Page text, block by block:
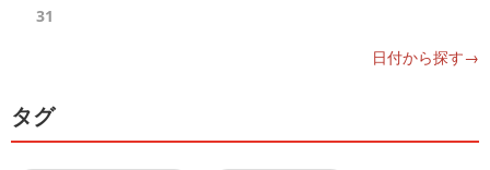
31
日付から探す→
タグ